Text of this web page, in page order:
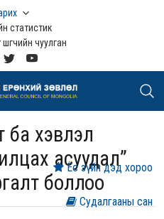
статистик
чуулган
ба хэвлэл
асуудал”
боллоо
Судалгааны сан
Ёс зүйн дэд хороо